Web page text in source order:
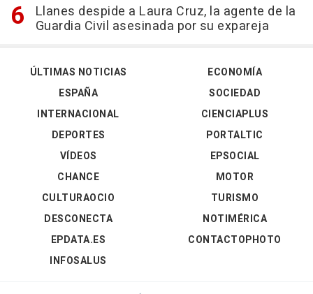
Llanes despide a Laura Cruz, la agente de la
Guardia Civil asesinada por su expareja
ÚLTIMAS NOTICIAS
ESPAÑA
INTERNACIONAL
DEPORTES
VÍDEOS
ECONOMÍA
SOCIEDAD
CIENCIAPLUS
PORTALTIC
EPSOCIAL
CHANCE
CULTURAOCIO
DESCONECTA
EPDATA.ES
INFOSALUS
MOTOR
TURISMO
NOTIMÉRICA
CONTACTOPHOTO